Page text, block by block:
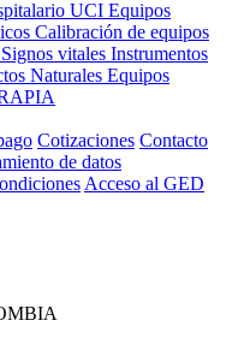
UCI Equipos
Calibración de equipos
vitales Instrumentos
Naturales Equipos
Cotizaciones Contacto
de datos
Acceso al GED